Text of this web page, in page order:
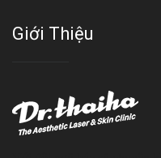
Giới Thiệu